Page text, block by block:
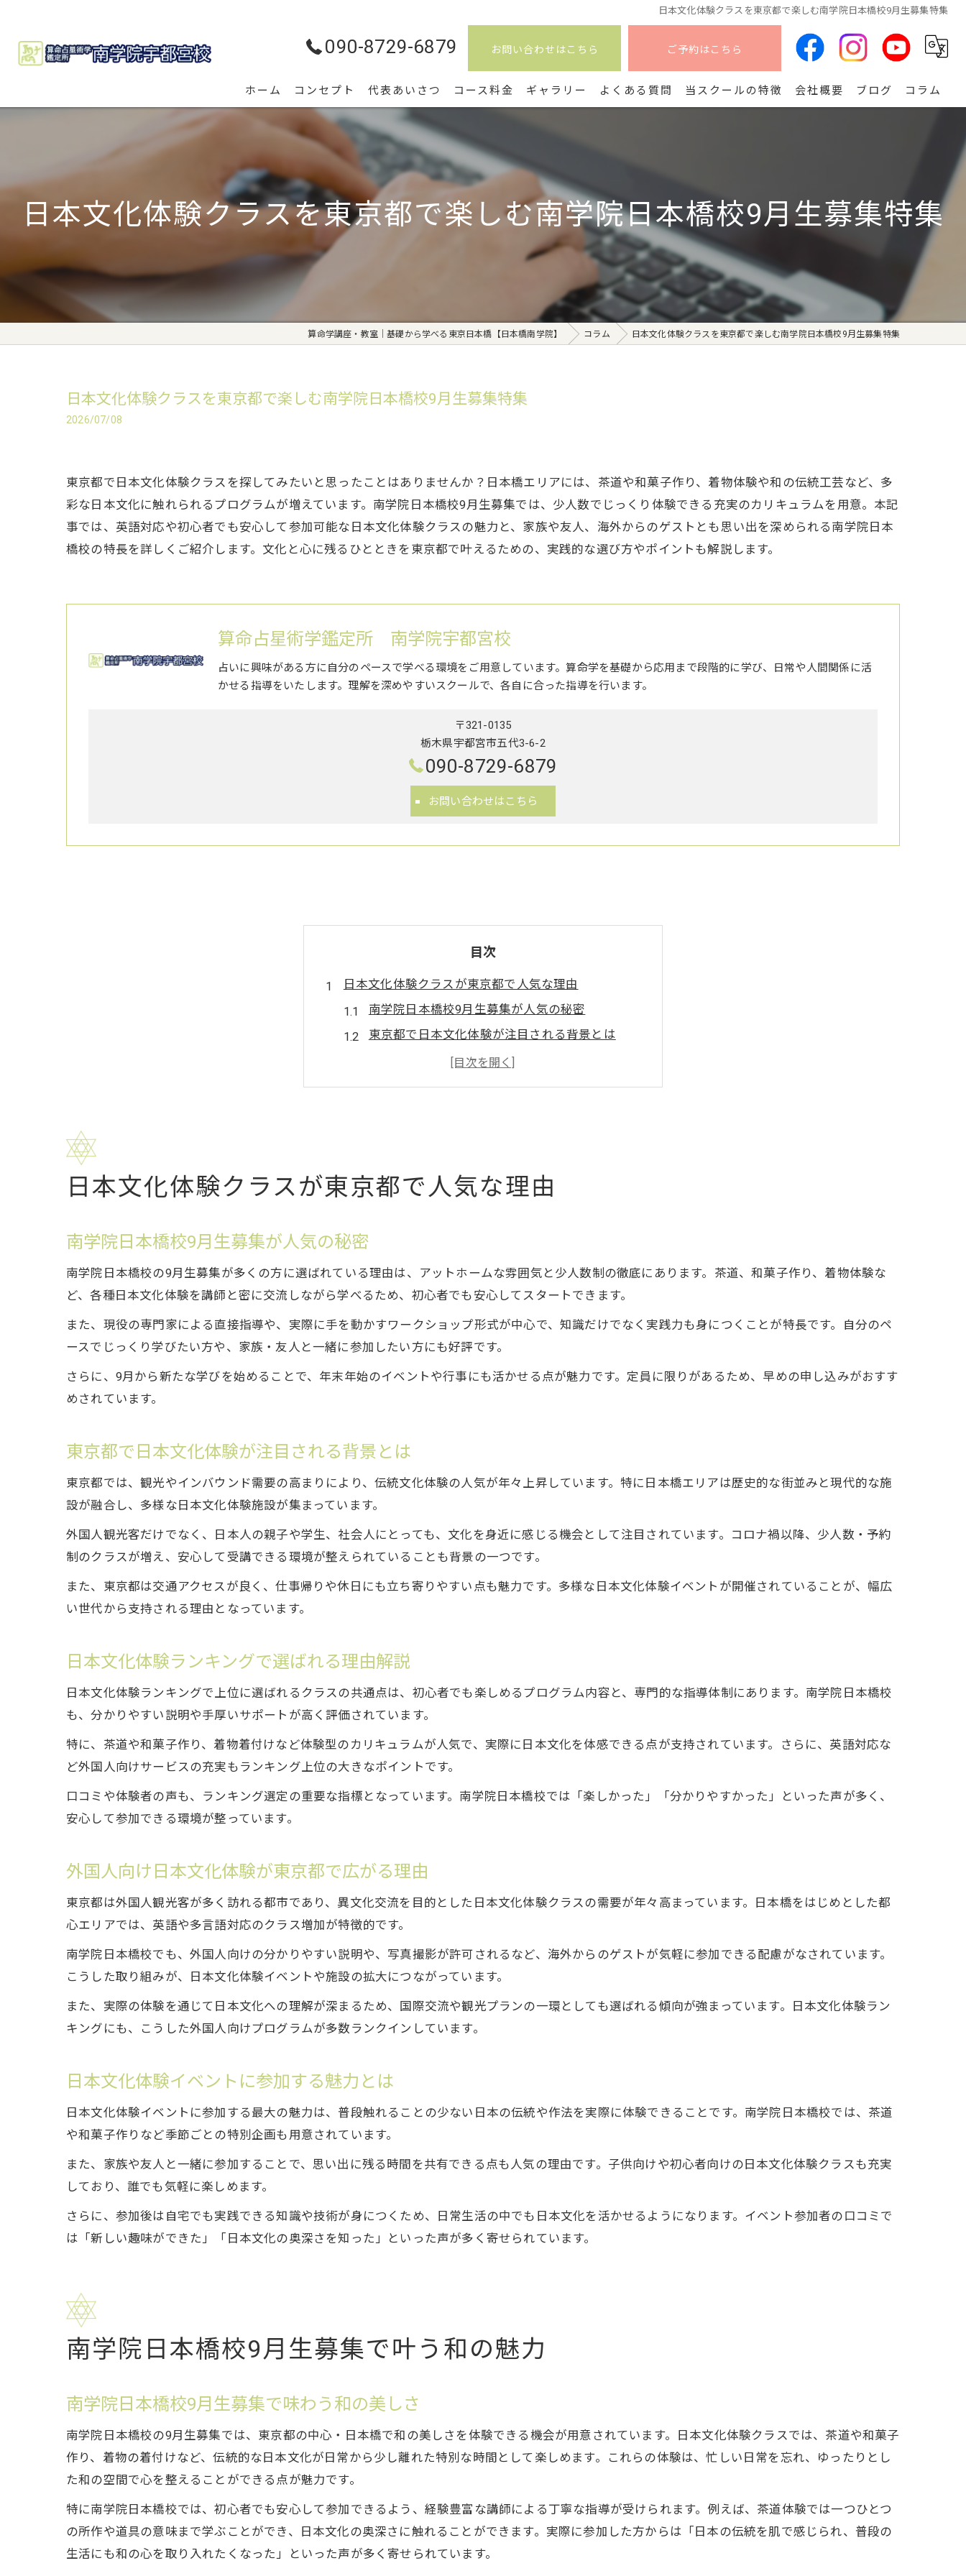
日本文化体験クラスを東京都で楽しむ南学院日本橋校9月生募集特集
090-8729-6879 お問い合わせはこちら ご予約はこちら
ホーム コンセプト 代表あいさつ コース料金 ギャラリー よくある質問 当スクールの特徴
副業
コース
開講
会社概要 ブログ コラム
日本文化体験クラスを東京都で楽しむ南学院日本橋校9月生募集特集
算命学講座・教室｜基礎から学べる東京日本橋【日本橋南学院】 コラム 日本文化体験クラスを東京都で楽しむ南学院日本橋校9月生募集特集
日本文化体験クラスを東京都で楽しむ南学院日本橋校9月生募集特集
2026/07/08
東京都で日本文化体験クラスを探してみたいと思ったことはありませんか？日本橋エリアには、茶道や和菓子作り、着物体験や和の伝統工芸など、多
彩な日本文化に触れられるプログラムが増えています。南学院日本橋校9月生募集では、少人数でじっくり体験できる充実のカリキュラムを用意。本記
事では、英語対応や初心者でも安心して参加可能な日本文化体験クラスの魅力と、家族や友人、海外からのゲストとも思い出を深められる南学院日本
橋校の特長を詳しくご紹介します。文化と心に残るひとときを東京都で叶えるための、実践的な選び方やポイントも解説します。
算命占星術学鑑定所 南学院宇都宮校
占いに興味がある方に自分のペースで学べる環境をご用意しています。算命学を基礎から応用まで段階的に学び、日常や人間関係に活
かせる指導をいたします。理解を深めやすいスクールで、各自に合った指導を行います。
〒321-0135
栃木県宇都宮市五代3-6-2
090-8729-6879
お問い合わせはこちら
目次
日本文化体験クラスが東京都で人気な理由
南学院日本橋校9月生募集が人気の秘密
東京都で日本文化体験が注目される背景とは
日本文化体験ランキングで選ばれる理由解説
外国人向け日本文化体験が東京都で広がる理由
少人数制で深める日本文化体験の魅力紹介
外国人向け日本文化体験も充実のコツ
東京都で外国人が楽しむ日本文化体験ランキング
南学院日本橋校9月生募集は家族体験に最適
子供も感動する日本文化体験の選び方
日本文化体験施設で家族の思い出を作る方法
東京都で家族向け日本文化体験を楽しむコツ
南学院日本橋校9月生募集で親子体験を満喫
初心者に優しい日本文化体験クラス特集
日本文化体験ランキング初心者向けの選び方
初心者が選ぶべき日本文化体験イベントとは
南学院日本橋校9月生募集で学ぶ体験の流れ
英語対応で広がる日本文化体験の世界
南学院日本橋校9月生募集は英語対応で安心
英語対応日本文化体験で海外ゲストも満足
外国人向け日本文化体験は英語対応が鍵
日本文化体験クラスが東京都で人気な理由
南学院日本橋校9月生募集が人気の秘密
南学院日本橋校の9月生募集が多くの方に選ばれている理由は、アットホームな雰囲気と少人数制の徹底にあります。茶道、和菓子作り、着物体験な
ど、各種日本文化体験を講師と密に交流しながら学べるため、初心者でも安心してスタートできます。
また、現役の専門家による直接指導や、実際に手を動かすワークショップ形式が中心で、知識だけでなく実践力も身につくことが特長です。自分のペ
ースでじっくり学びたい方や、家族・友人と一緒に参加したい方にも好評です。
さらに、9月から新たな学びを始めることで、年末年始のイベントや行事にも活かせる点が魅力です。定員に限りがあるため、早めの申し込みがおすす
めされています。
東京都で日本文化体験が注目される背景とは
東京都では、観光やインバウンド需要の高まりにより、伝統文化体験の人気が年々上昇しています。特に日本橋エリアは歴史的な街並みと現代的な施
設が融合し、多様な日本文化体験施設が集まっています。
外国人観光客だけでなく、日本人の親子や学生、社会人にとっても、文化を身近に感じる機会として注目されています。コロナ禍以降、少人数・予約
制のクラスが増え、安心して受講できる環境が整えられていることも背景の一つです。
また、東京都は交通アクセスが良く、仕事帰りや休日にも立ち寄りやすい点も魅力です。多様な日本文化体験イベントが開催されていることが、幅広
い世代から支持される理由となっています。
日本文化体験ランキングで選ばれる理由解説
日本文化体験ランキングで上位に選ばれるクラスの共通点は、初心者でも楽しめるプログラム内容と、専門的な指導体制にあります。南学院日本橋校
も、分かりやすい説明や手厚いサポートが高く評価されています。
特に、茶道や和菓子作り、着物着付けなど体験型のカリキュラムが人気で、実際に日本文化を体感できる点が支持されています。さらに、英語対応な
ど外国人向けサービスの充実もランキング上位の大きなポイントです。
口コミや体験者の声も、ランキング選定の重要な指標となっています。南学院日本橋校では「楽しかった」「分かりやすかった」といった声が多く、
安心して参加できる環境が整っています。
外国人向け日本文化体験が東京都で広がる理由
東京都は外国人観光客が多く訪れる都市であり、異文化交流を目的とした日本文化体験クラスの需要が年々高まっています。日本橋をはじめとした都
心エリアでは、英語や多言語対応のクラス増加が特徴的です。
南学院日本橋校でも、外国人向けの分かりやすい説明や、写真撮影が許可されるなど、海外からのゲストが気軽に参加できる配慮がなされています。
こうした取り組みが、日本文化体験イベントや施設の拡大につながっています。
また、実際の体験を通じて日本文化への理解が深まるため、国際交流や観光プランの一環としても選ばれる傾向が強まっています。日本文化体験ラン
キングにも、こうした外国人向けプログラムが多数ランクインしています。
日本文化体験イベントに参加する魅力とは
日本文化体験イベントに参加する最大の魅力は、普段触れることの少ない日本の伝統や作法を実際に体験できることです。南学院日本橋校では、茶道
や和菓子作りなど季節ごとの特別企画も用意されています。
また、家族や友人と一緒に参加することで、思い出に残る時間を共有できる点も人気の理由です。子供向けや初心者向けの日本文化体験クラスも充実
しており、誰でも気軽に楽しめます。
さらに、参加後は自宅でも実践できる知識や技術が身につくため、日常生活の中でも日本文化を活かせるようになります。イベント参加者の口コミで
は「新しい趣味ができた」「日本文化の奥深さを知った」といった声が多く寄せられています。
南学院日本橋校9月生募集で叶う和の魅力
南学院日本橋校9月生募集で味わう和の美しさ
南学院日本橋校の9月生募集では、東京都の中心・日本橋で和の美しさを体験できる機会が用意されています。日本文化体験クラスでは、茶道や和菓子
作り、着物の着付けなど、伝統的な日本文化が日常から少し離れた特別な時間として楽しめます。これらの体験は、忙しい日常を忘れ、ゆったりとし
た和の空間で心を整えることができる点が魅力です。
特に南学院日本橋校では、初心者でも安心して参加できるよう、経験豊富な講師による丁寧な指導が受けられます。例えば、茶道体験では一つひとつ
の所作や道具の意味まで学ぶことができ、日本文化の奥深さに触れることができます。実際に参加した方からは「日本の伝統を肌で感じられ、普段の
生活にも和の心を取り入れたくなった」といった声が多く寄せられています。